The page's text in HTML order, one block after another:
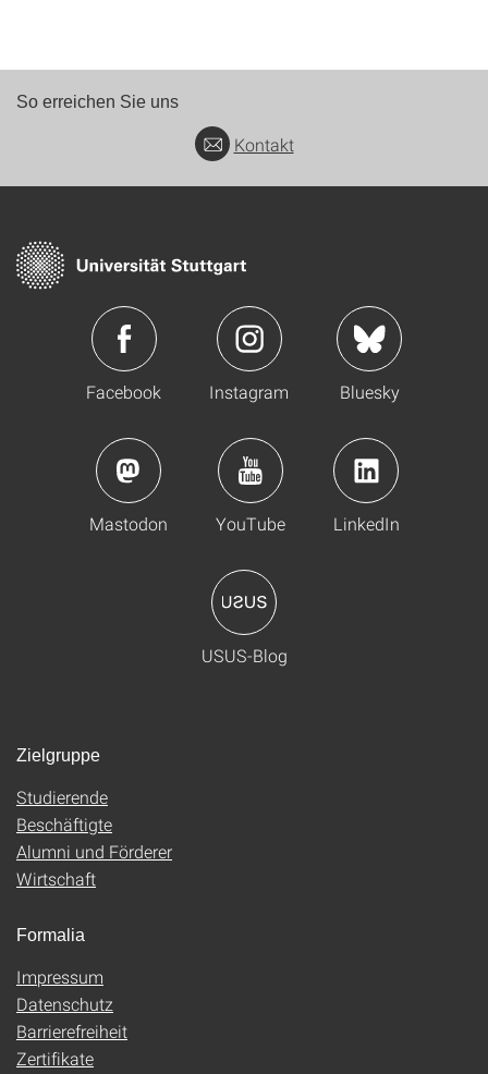
So erreichen Sie uns
Kontakt
Facebook Instagram Bluesky
Mastodon YouTube LinkedIn
USUS-Blog
Zielgruppe
Studierende
Beschäftigte
Alumni und Förderer
Wirtschaft
Formalia
Impressum
Datenschutz
Barrierefreiheit
Zertifikate